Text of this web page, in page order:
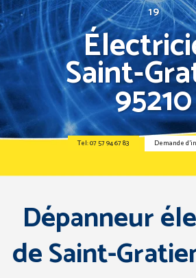
19
Saint-
95210
Tel: 07 57 94 67 83 Demande
Dépanneur
de Saint-